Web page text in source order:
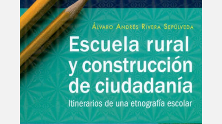
Equipo Editorial